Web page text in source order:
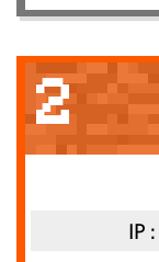
2
IP :